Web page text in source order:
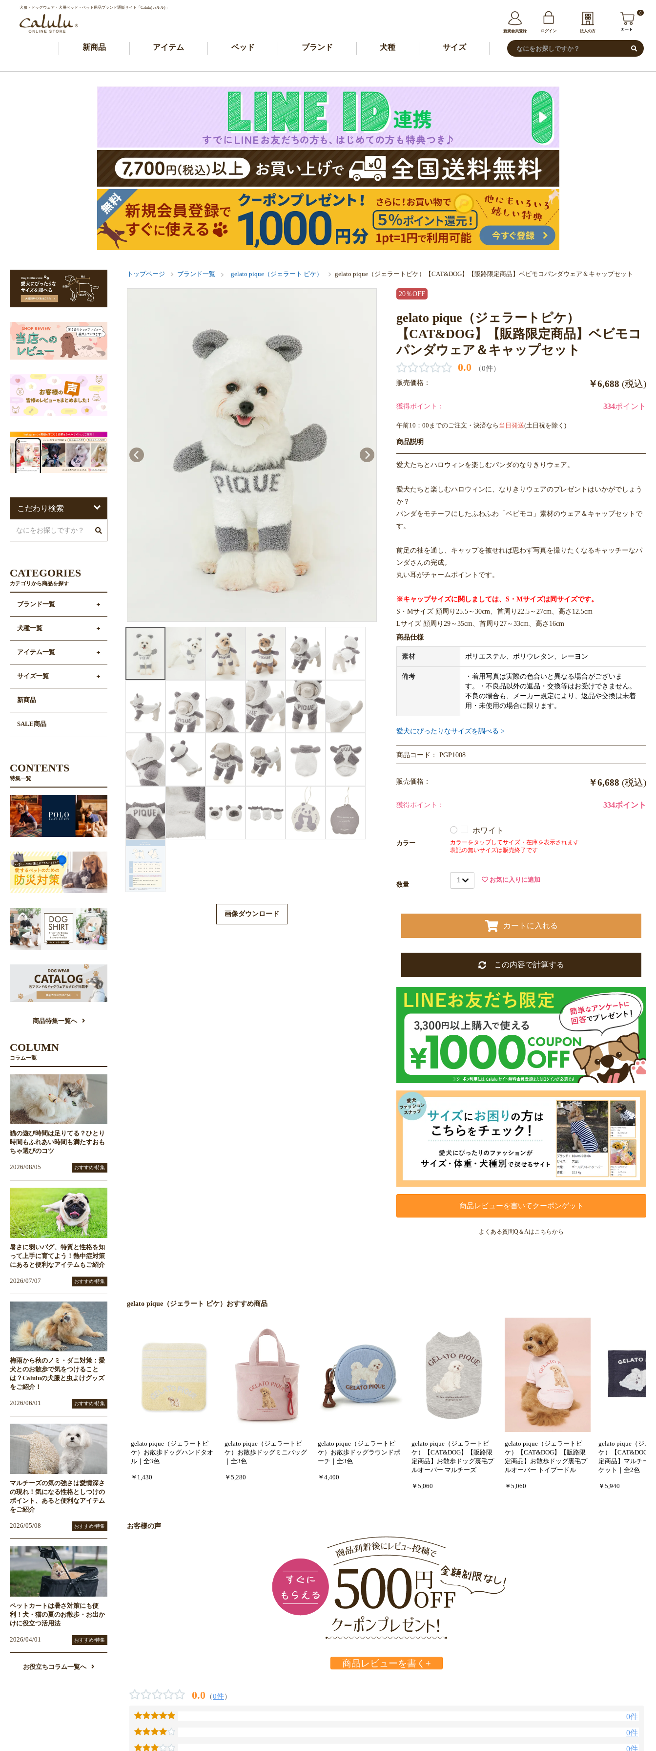
犬服・ドッグウェア・犬用ベッド・ペット用品ブランド通販サイト「Calulu(カルル)」
新規会員登録 ログイン 法人の方
0
カート
新商品 アイテム ベッド ブランド 犬種 サイズ
トップページ ブランド一覧 gelato pique（ジェラート ピケ） gelato pique（ジェラートピケ）【CAT&DOG】【販路限定商品】ベビモコパンダウェア＆キャップセット
画像ダウンロード
20％OFF
gelato pique（ジェラートピケ）
【CAT&DOG】【販路限定商品】ベビモコ
パンダウェア＆キャップセット
0.0 （0件）
販売価格： ￥6,688 (税込)
獲得ポイント： 334ポイント
午前10：00までのご注文・決済なら 当日発送(土日祝を除く)
商品説明
愛犬たちとハロウィンを楽しむパンダのなりきりウェア。
愛犬たちと楽しむハロウィンに、なりきりウェアのプレゼントはいかがでしょう
か？
パンダをモチーフにしたふわふわ「ベビモコ」素材のウェア＆キャップセットで
す。
前足の袖を通し、キャップを被せれば思わず写真を撮りたくなるキャッチーなパ
ンダさんの完成。
丸い耳がチャームポイントです。
※キャップサイズに関しましては、S・Mサイズは同サイズです。
S・Mサイズ 顔周り25.5～30cm、首周り22.5～27cm、高さ12.5cm
Lサイズ 顔周り29～35cm、首周り27～33cm、高さ16cm
同シリーズのパンダハウスやブランケット、トイと組み合わせてお楽しみくださ
い。
ベビモコパンダハウスはこちらからご購入いただけます。
ベビモコパンダJQDブランケット｜全2色はこちらからご購入いただけます。
パンダトイはこちらからご購入いただけます。
BABY MOCO（ベビモコ）…子供たちの為に生まれた、羽毛のように軽く、ピュ
アな優しさを表現したニットです。やや短毛に仕上げつつ、ふっくらとしたボリ
ュームも持たせています。
※こちらの商品は、gelato piqueのサイズ規格でつくられております。他ブランド
※法人のお客様へ、gelato piqueの製品は卸し販売対象外です。表示の価格、及び
商品仕様
素材 ポリエステル、ポリウレタン、レーヨン
備考
・着用写真は実際の色合いと異なる場合がございま
す。・不良品以外の返品・交換等はお受けできません。
不良の場合も、メーカー規定により、返品や交換は未着
用・未使用の場合に限ります。
愛犬にぴったりなサイズを調べる >
商品コード： PGP1008
販売価格： ￥6,688 (税込)
獲得ポイント： 334ポイント
カラー
ホワイト
カラーをタップしてサイズ・在庫を表示されます
表記の無いサイズは販売終了です
数量
お気に入りに追加
カートに入れる
カートへ進む
この内容で計算する
商品レビューを書いてクーポンゲット
よくある質問Q＆Aはこちらから
gelato pique（ジェラート ピケ）おすすめ商品
gelato pique（ジェラートピ
ケ）お散歩ドッグハンドタオ
ル｜全3色
￥1,430
gelato pique（ジェラートピ
ケ）お散歩ドッグミニバッグ
｜全3色
￥5,280
gelato pique（ジェラートピ
ケ）お散歩ドッグラウンドポ
ーチ｜全3色
￥4,400
gelato pique（ジェラートピ
ケ）【CAT&DOG】【販路限
定商品】お散歩ドッグ裏毛プ
ルオーバー マルチーズ
￥5,060
gelato pique（ジェラートピ
ケ）【CAT&DOG】【販路限
定商品】お散歩ドッグ裏毛プ
ルオーバー トイプードル
￥5,060
gelato pique（ジェ
ケ）【CAT&DOG】
定商品】マルチー
ケット｜全2色
￥5,940
お客様の声
商品レビューを書く+
0.0 （0件）
0件
0件
0件
こだわり検索
CATEGORIES
カテゴリから商品を探す
ブランド一覧
犬種一覧
アイテム一覧
サイズ一覧
新商品
SALE商品
CONTENTS
特集一覧
商品特集一覧へ
COLUMN
コラム一覧
猫の遊び時間は足りてる？ひとり
時間もふれあい時間も満たすおも
ちゃ選びのコツ
2026/08/05 おすすめ/特集
暑さに弱いパグ、特質と性格を知
って上手に育てよう！熱中症対策
にあると便利なアイテムもご紹介
2026/07/07 おすすめ/特集
梅雨から秋のノミ・ダニ対策：愛
犬とのお散歩で気をつけること
は？Caluluの犬服と虫よけグッズ
をご紹介！
2026/06/01 おすすめ/特集
マルチーズの気の強さは愛情深さ
の現れ！気になる性格としつけの
ポイント、あると便利なアイテム
をご紹介
2026/05/08 おすすめ/特集
ペットカートは暑さ対策にも便
利！犬・猫の夏のお散歩・お出か
けに役立つ活用法
2026/04/01 おすすめ/特集
お役立ちコラム一覧へ